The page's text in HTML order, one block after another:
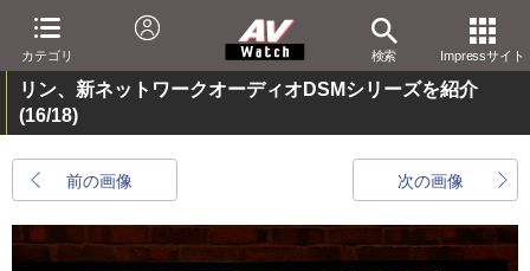
カテゴリ 検索 Impressサイト
リン、新ネットワークオーディオDSMシリーズを紹介
(16/18)
前の画像 次の画像